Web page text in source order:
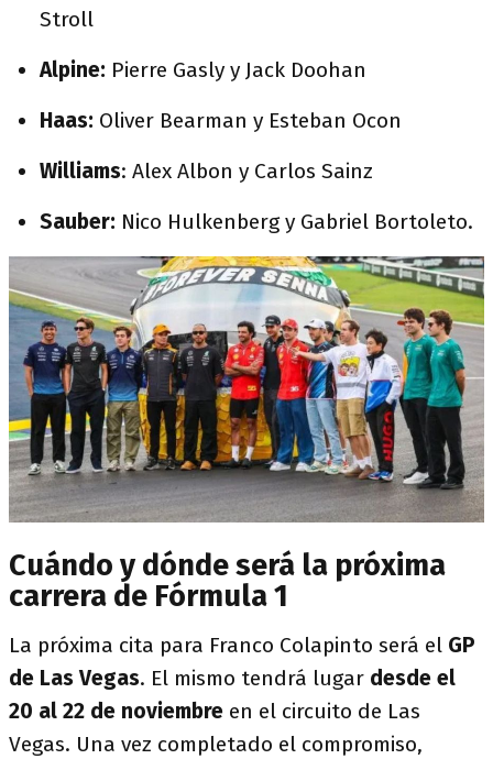
Stroll
Alpine: Pierre Gasly y Jack Doohan
Haas: Oliver Bearman y Esteban Ocon
Williams: Alex Albon y Carlos Sainz
Sauber: Nico Hulkenberg y Gabriel Bortoleto.
Cuándo y dónde será la próxima
carrera de Fórmula 1
La próxima cita para Franco Colapinto será el GP
de Las Vegas. El mismo tendrá lugar desde el
20 al 22 de noviembre en el circuito de Las
Vegas. Una vez completado el compromiso,